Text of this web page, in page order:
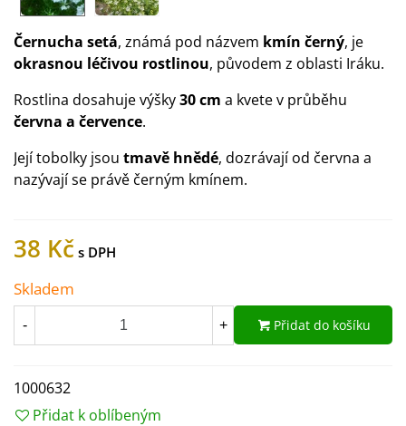
Černucha setá, známá pod názvem kmín černý, je
okrasnou léčivou rostlinou, původem z oblasti Iráku.
Rostlina dosahuje výšky30 cm a kvete v průběhu
června a července.
Její tobolky jsou tmavě hnědé, dozrávají od června a
nazývají se právě černým kmínem.
38 Kč
Skladem
- + Přidat do košíku
1000632
Přidat k oblíbeným